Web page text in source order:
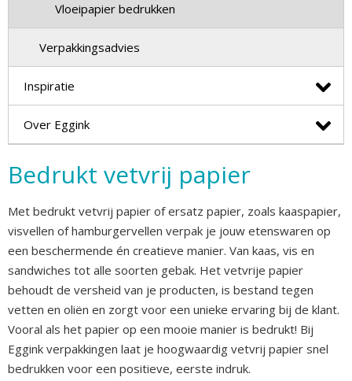
Vloeipapier bedrukken
Verpakkingsadvies
Inspiratie
Over Eggink
Bedrukt vetvrij papier
Met bedrukt vetvrij papier of ersatz papier, zoals kaaspapier,
visvellen of hamburgervellen verpak je jouw etenswaren op
een beschermende én creatieve manier. Van kaas, vis en
sandwiches tot alle soorten gebak. Het vetvrije papier
behoudt de versheid van je producten, is bestand tegen
vetten en oliën en zorgt voor een unieke ervaring bij de klant.
Vooral als het papier op een mooie manier is bedrukt! Bij
Eggink verpakkingen laat je hoogwaardig vetvrij papier snel
bedrukken voor een positieve, eerste indruk.